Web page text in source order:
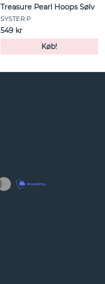
Treasure Pearl Hoops Sølv
SYSTER P
549 kr
Køb!